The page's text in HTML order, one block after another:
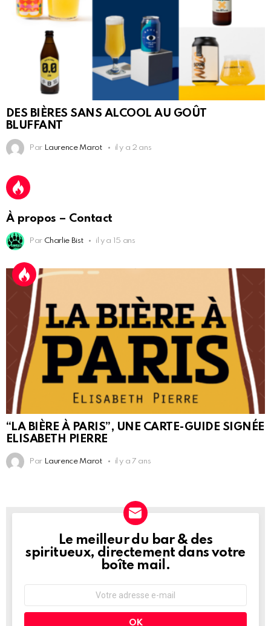
DES BIÈRES SANS ALCOOL AU GOÛT
BLUFFANT
Par Laurence Marot il y a 2 ans
À propos – Contact
Par Charlie Bist il y a 15 ans
“LA BIÈRE À PARIS”, UNE CARTE-GUIDE SIGNÉE
ELISABETH PIERRE
Par Laurence Marot il y a 7 ans
NEWSLETTER
Le meilleur du bar & des
spiritueux, directement dans votre
boîte mail.
mail